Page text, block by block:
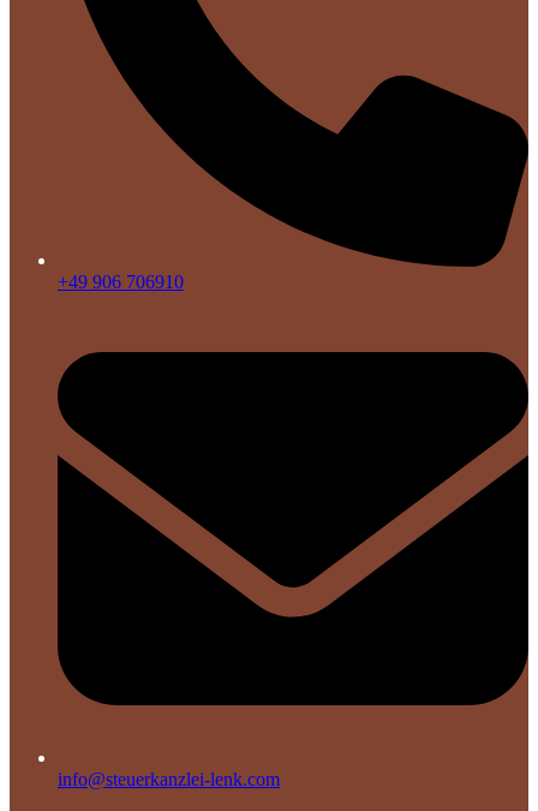
+49 906 706910
info@steuerkanzlei-lenk.com